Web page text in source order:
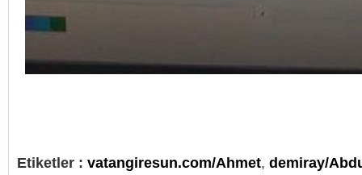
Etiketler : vatangiresun.com/Ahmet, demiray/